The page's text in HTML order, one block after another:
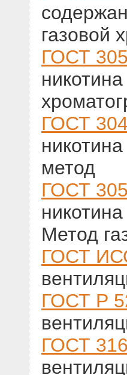
газовой
ГОСТ
ГОСТ
метод
ГОСТ
Метод
ГОСТ
ГОСТ Р
ГОСТ